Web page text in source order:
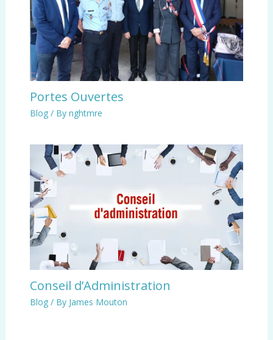
Portes Ouvertes
Blog/ By nghtmre
Conseil d’Administration
Blog/ By James Mouton